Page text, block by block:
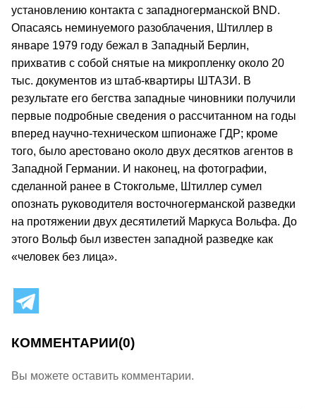
установлению контакта с западногерманской BND.
Опасаясь неминуемого разоблачения, Штиллер в
январе 1979 году бежал в Западный Берлин,
прихватив с собой снятые на микропленку около 20
тыс. документов из штаб-квартиры ШТАЗИ. В
результате его бегства западные чиновники получили
первые подробные сведения о рассчитанном на годы
вперед научно-техническом шпионаже ГДР; кроме
того, было арестовано около двух десятков агентов в
Западной Германии. И наконец, на фотографии,
сделанной ранее в Стокгольме, Штиллер сумел
опознать руководителя восточногерманской разведки
на протяжении двух десятилетий Маркуса Вольфа. До
этого Вольф был известен западной разведке как
«человек без лица».
КОММЕНТАРИИ(0)
Вы можете оставить комментарии.